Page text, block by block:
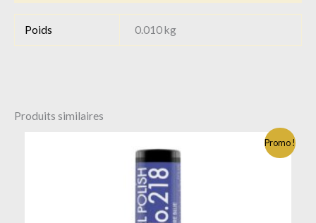
Poids 0.010 kg
Produits similaires
Promo !